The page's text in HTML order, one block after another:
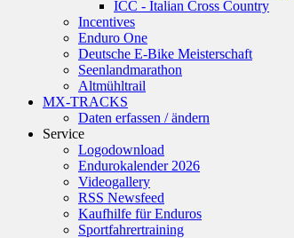
ICC - Italian Cross Country
Incentives
Enduro One
Deutsche E-Bike Meisterschaft
Seenlandmarathon
Altmühltrail
MX-TRACKS
Daten erfassen / ändern
Service
Logodownload
Endurokalender 2026
Videogallery
RSS Newsfeed
Kaufhilfe für Enduros
Sportfahrertraining